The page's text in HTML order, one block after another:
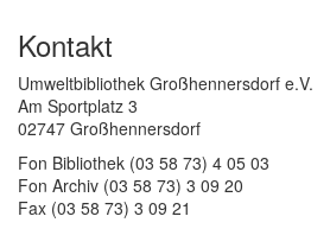
Kontakt
Umweltbibliothek Großhennersdorf e.V.
Am Sportplatz 3
02747 Großhennersdorf
Fon Bibliothek (03 58 73) 4 05 03
Fon Archiv (03 58 73) 3 09 20
Fax (03 58 73) 3 09 21